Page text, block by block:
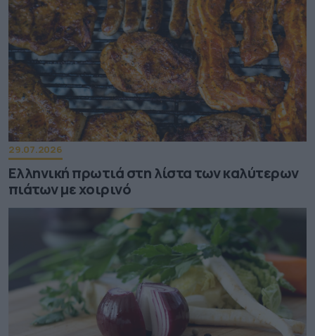
29.07.2026
Ελληνική πρωτιά στη λίστα των καλύτερων
πιάτων με χοιρινό